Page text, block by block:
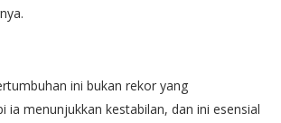
ini bukan rekor yang
ia menunjukkan kestabilan, dan ini esensial